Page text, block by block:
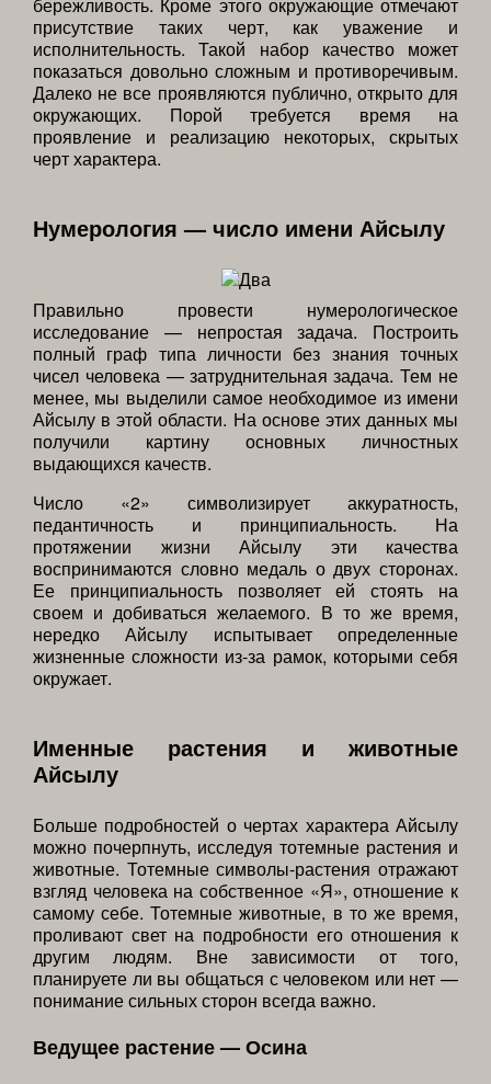
присутствие таких черт, как уважение и
исполнительность. Такой набор качество может
показаться довольно сложным и противоречивым.
Далеко не все проявляются публично, открыто для
окружающих. Порой требуется время на
проявление и реализацию некоторых, скрытых
черт характера.
Нумерология — число имени Айсылу
Правильно провести нумерологическое
исследование — непростая задача. Построить
полный граф типа личности без знания точных
чисел человека — затруднительная задача. Тем не
менее, мы выделили самое необходимое из имени
Айсылу в этой области. На основе этих данных мы
получили картину основных личностных
выдающихся качеств.
Число «2» символизирует аккуратность,
педантичность и принципиальность. На
протяжении жизни Айсылу эти качества
воспринимаются словно медаль о двух сторонах.
Ее принципиальность позволяет ей стоять на
своем и добиваться желаемого. В то же время,
нередко Айсылу испытывает определенные
жизненные сложности из-за рамок, которыми себя
окружает.
Именные растения и животные
Айсылу
Больше подробностей о чертах характера Айсылу
можно почерпнуть, исследуя тотемные растения и
животные. Тотемные символы-растения отражают
взгляд человека на собственное «Я», отношение к
самому себе. Тотемные животные, в то же время,
проливают свет на подробности его отношения к
другим людям. Вне зависимости от того,
планируете ли вы общаться с человеком или нет —
понимание сильных сторон всегда важно.
Ведущее растение — Осина